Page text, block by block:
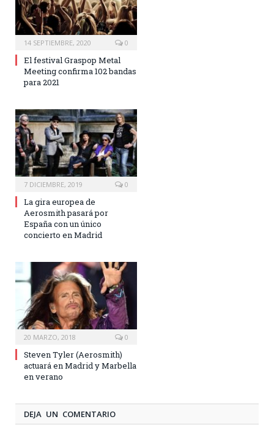
14 SEPTIEMBRE, 2020 0
El festival Graspop Metal
Meeting confirma 102 bandas
para 2021
7 DICIEMBRE, 2019 0
La gira europea de
Aerosmith pasará por
España con un único
concierto en Madrid
20 MARZO, 2018 0
Steven Tyler (Aerosmith)
actuará en Madrid y Marbella
en verano
DEJA UN COMENTARIO